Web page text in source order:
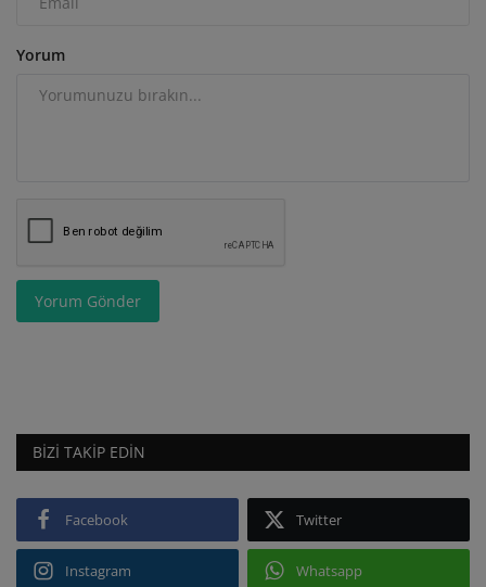
Yorum
Yorum Gönder
BIZI TAKIP EDIN
Facebook Twitter
Instagram Whatsapp